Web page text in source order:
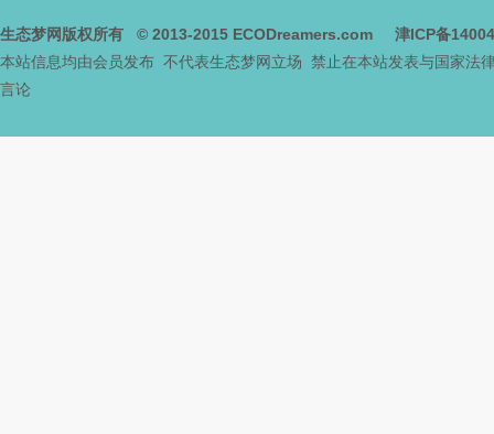
生态梦网版权所有 © 2013-2015 ECODreamers.com
津ICP备
本站信息均由会员发布 不代表生态梦网立场 禁止在本站发表与国家法
言论